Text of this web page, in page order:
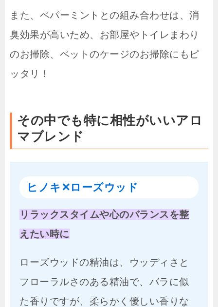
また、ペパーミントとの組み合わせは、消
臭効果が高いため、お部屋やトイレまわり
のお掃除、ペットのケージのお掃除にもピ
ッタリ！
その中でも特に相性がいいアロ
マブレンド
ヒノキ✕ローズウッド
リラックスタイムや心のバランスを整
えたい時に
ローズウッドの精油は、ウッディさと
フローラルさのある精油で、バラに似
た香りですが、柔らかく優しい香りな